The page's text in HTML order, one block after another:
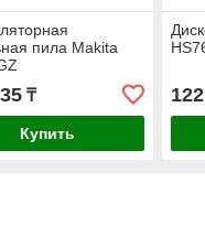
пила Makita
₸
Купить